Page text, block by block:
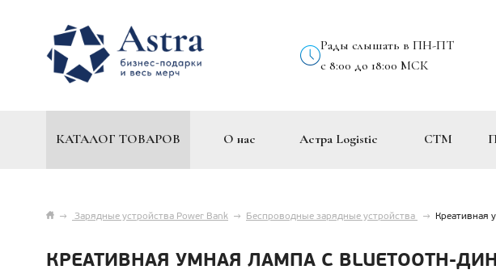
Рады слышать в ПН-ПТ
с 8:00 до 18:00 МСК
КАТАЛОГ ТОВАРОВ О нас Астра Logistic СТМ
→ Зарядные устройства Power Bank → Беспроводные зарядные устройства → Креативная
КРЕАТИВНАЯ УМНАЯ ЛАМПА С